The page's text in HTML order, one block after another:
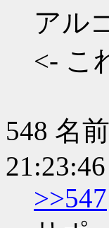
アル
<- こ
548 名前
>>547